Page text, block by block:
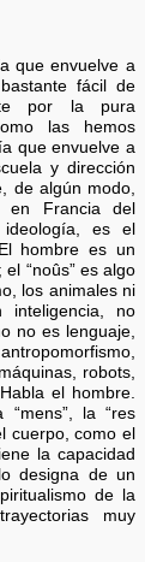
que envuelve a
fácil de
por la pura
las hemos
que envuelve a
y dirección
de algún modo,
en Francia del
es el
hombre es un
el “noûs” es algo
los animales ni
inteligencia, no
no es lenguaje,
robots,
el hombre.
la “res
cuerpo, como el
la capacidad
designa de un
de la
muy